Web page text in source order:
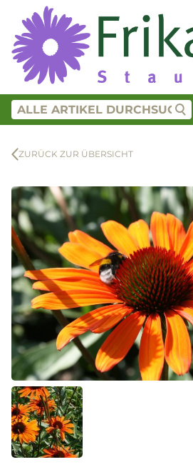
ZURÜCK ZUR ÜBERSICHT